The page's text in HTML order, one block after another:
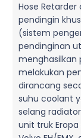
Hose
pendingin
(sistem
pendinginan
menghasilkan
melakukan
dirancang
suhu coolant
selang
unit truk